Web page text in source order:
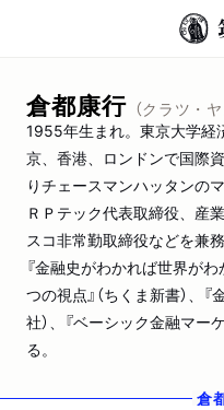
倉都康行 （クラツ・
1955年生まれ。東京大学経
京、香港、ロンドンで国際
りチェースマンハッタンの
ＲＰテック代表取締役、産
スコ非常勤取締役などを兼
『金融史がわかれば世界がわ
つの視点』（ちくま新書）、
社）、『ベーシック金融マー
る。
倉